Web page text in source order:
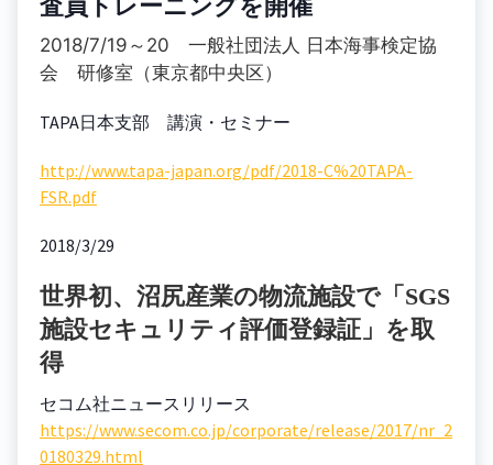
査員トレーニングを開催
2018/7/19～20 一般社団法人 日本海事検定協
会 研修室（東京都中央区）
TAPA日本支部 講演・セミナー
http://www.tapa-japan.org/pdf/2018-C%20TAPA-
FSR.pdf
2018/3/29
世界初、沼尻産業の物流施設で「SGS
施設セキュリティ評価登録証」を取
得
セコム社ニュースリリース
https://www.secom.co.jp/corporate/release/2017/nr_2
0180329.html